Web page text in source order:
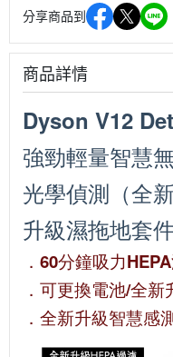
分享商品到
商品詳情
Dyson V12
強勁輕量智慧
光學偵測（全
升級濕拖地套
．60分鐘吸力
．可更換電池/全新
．全新升級智慧感